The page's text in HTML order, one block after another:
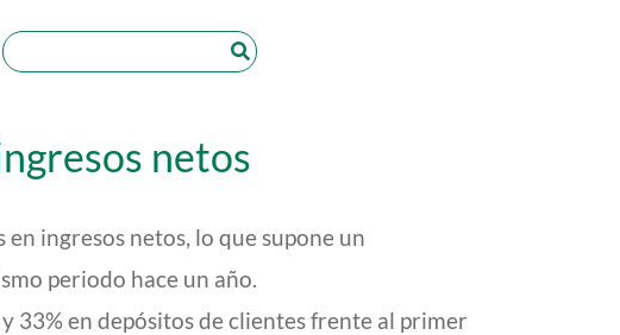
netos
ingresos netos, lo que supone un
periodo hace un año.
33% en depósitos de clientes frente al primer